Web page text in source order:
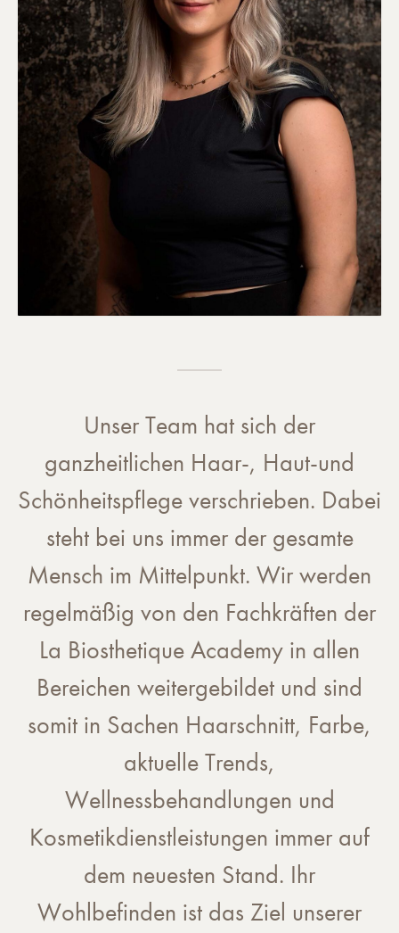
Unser Team hat sich der
ganzheitlichen Haar-, Haut-und
Schönheitspflege verschrieben. Dabei
steht bei uns immer der gesamte
Mensch im Mittelpunkt. Wir werden
regelmäßig von den Fachkräften der
La Biosthetique Academy in allen
Bereichen weitergebildet und sind
somit in Sachen Haarschnitt, Farbe,
aktuelle Trends,
Wellnessbehandlungen und
Kosmetikdienstleistungen immer auf
dem neuesten Stand. Ihr
Wohlbefinden ist das Ziel unserer